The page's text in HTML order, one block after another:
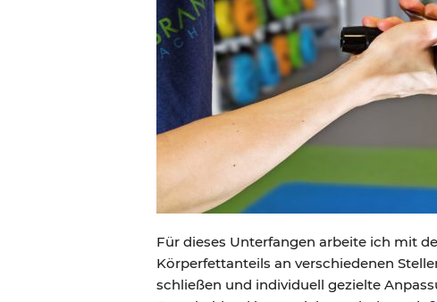
Für dieses Unterfangen arbeite ich mit
Körperfettanteils an verschiedenen
schließen und individuell gezielte